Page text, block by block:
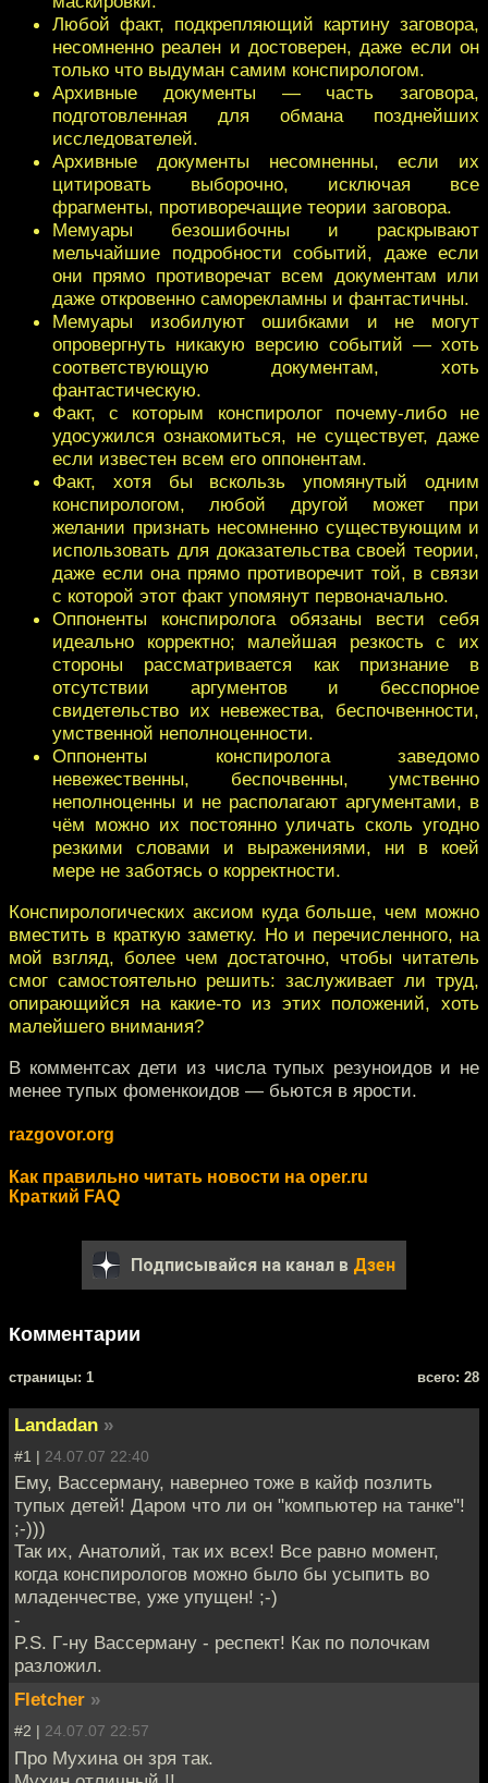
Любой факт, подкрепляющий картину заговора,
несомненно реален и достоверен, даже если он
только что выдуман самим конспирологом.
Архивные документы — часть заговора,
подготовленная для обмана позднейших
исследователей.
Архивные документы несомненны, если их
цитировать выборочно, исключая все
фрагменты, противоречащие теории заговора.
Мемуары безошибочны и раскрывают
мельчайшие подробности событий, даже если
они прямо противоречат всем документам или
даже откровенно саморекламны и фантастичны.
Мемуары изобилуют ошибками и не могут
опровергнуть никакую версию событий — хоть
соответствующую документам, хоть
фантастическую.
Факт, с которым конспиролог почему-либо не
удосужился ознакомиться, не существует, даже
если известен всем его оппонентам.
Факт, хотя бы вскользь упомянутый одним
конспирологом, любой другой может при
желании признать несомненно существующим и
использовать для доказательства своей теории,
даже если она прямо противоречит той, в связи
с которой этот факт упомянут первоначально.
Оппоненты конспиролога обязаны вести себя
идеально корректно; малейшая резкость с их
стороны рассматривается как признание в
отсутствии аргументов и бесспорное
свидетельство их невежества, беспочвенности,
умственной неполноценности.
Оппоненты конспиролога заведомо
невежественны, беспочвенны, умственно
неполноценны и не располагают аргументами, в
чём можно их постоянно уличать сколь угодно
резкими словами и выражениями, ни в коей
мере не заботясь о корректности.
Конспирологических аксиом куда больше, чем можно
вместить в краткую заметку. Но и перечисленного, на
мой взгляд, более чем достаточно, чтобы читатель
смог самостоятельно решить: заслуживает ли труд,
опирающийся на какие-то из этих положений, хоть
малейшего внимания?
В комментсах дети из числа тупых резуноидов и не
менее тупых фоменкоидов — бьются в ярости.
razgovor.org
Как правильно читать новости на oper.ru
Краткий FAQ
Подписывайся на канал в Дзен
Комментарии
cтраницы: 1 всего: 28
Landadan »
#1 | 24.07.07 22:40
Ему, Вассерману, навернео тоже в кайф позлить
тупых детей! Даром что ли он "компьютер на танке"!
;-)))
Так их, Анатолий, так их всех! Все равно момент,
когда конспирологов можно было бы усыпить во
младенчестве, уже упущен! ;-)
-
P.S. Г-ну Вассерману - респект! Как по полочкам
разложил.
Fletcher »
#2 | 24.07.07 22:57
Про Мухина он зря так.